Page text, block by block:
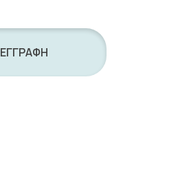
ΕΓΓΡΑΦΗ